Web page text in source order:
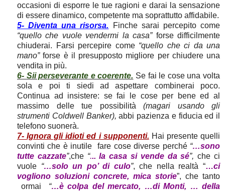
occasioni di esporre le tue ragioni e darai la sensazione
di essere dinamico, competente ma soprattutto affidabile.
5- Diventa una risorsa. Finche sarai percepito come
“quello che vuole vendermi la casa”forse difficilmente
chiuderai. Farsi percepire come “quello che ci da una
mano”forse è il presupposto migliore per chiudere una
vendita in più.
6- Sii perseverante e coerente. Se fai le cose una volta
sola e poi ti siedi ad aspettare combinerai poco.
Continua ad insistere: se fai le cose per bene ed al
massimo delle tue possibilità (magari usando gli
strumenti Coldwell Banker), abbi pazienza e fiducia ed il
telefono suonerà.
7- Ignora gli idioti ed i supponenti. Hai presente quelli
convinti che è inutile fare cose diverse perché “…sono
tutte cazzate”,che “... la casa si vende da sé”, che ci
vuole “…solo un po’ di culo”, che nella realtà “…ci
vogliono soluzioni concrete, mica storie”, che tanto
ormai “…è colpa del mercato, …di Monti, … della